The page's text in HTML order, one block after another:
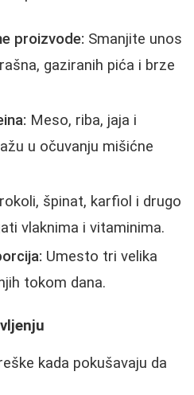
proizvode: Smanjite unos
gaziranih pića i brze
Meso, riba, jaja i
u očuvanju mišićne
špinat, karfiol i drugo
vlaknima i vitaminima.
Umesto tri velika
tokom dana.
kada pokušavaju da